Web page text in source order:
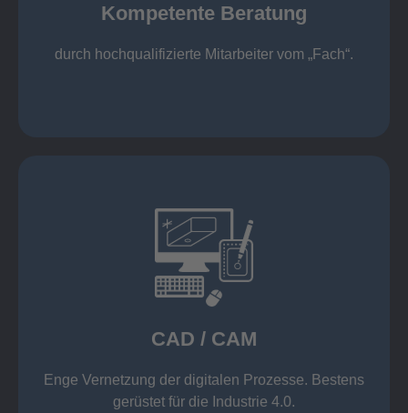
Kompetente Beratung
durch hochqualifizierte Mitarbeiter vom „Fach“.
Kompetente Beratung durch
„Fach“.
CAD / CAM
Enge Vernetzung der digitalen Prozesse. Bestens
gerüstet für die Industrie 4.0.
CAD / CAM
Einsatz moderner CAD/CAM Software wie z. B.
Solid Edge, Inventor und AutoCAD
Datenübernahme aus der Warenwirtschaft